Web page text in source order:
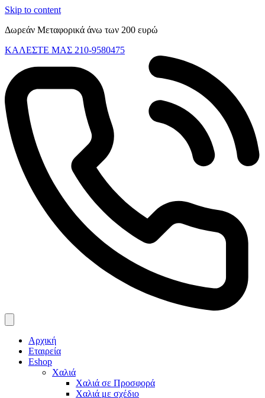
Skip to content
Δωρεάν Μεταφορικά άνω των 200 ευρώ
ΚΑΛΕΣΤΕ ΜΑΣ 210-9580475
Αρχική
Εταιρεία
Eshop
Χαλιά
Χαλιά σε Προσφορά
Χαλιά με σχέδιο